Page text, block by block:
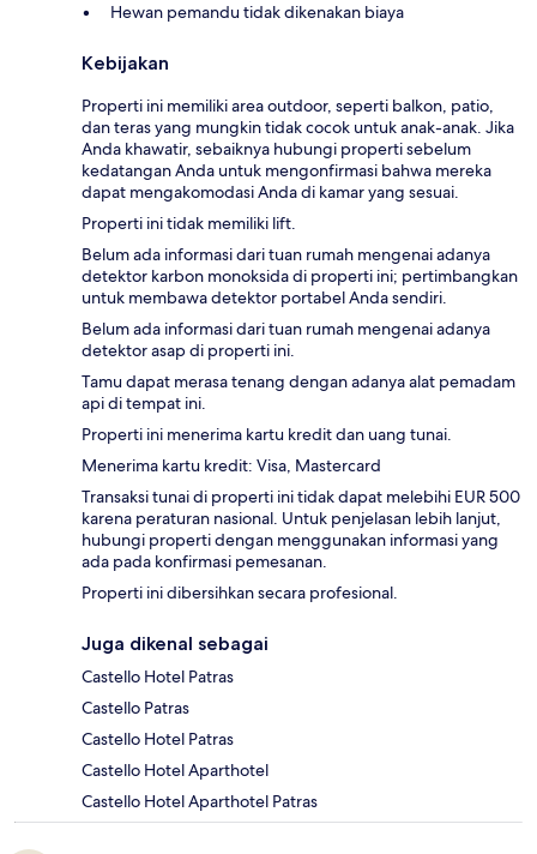
Hewan pemandu tidak dikenakan biaya
Kebijakan
Properti ini memiliki area outdoor, seperti balkon, patio,
dan teras yang mungkin tidak cocok untuk anak-anak. Jika
Anda khawatir, sebaiknya hubungi properti sebelum
kedatangan Anda untuk mengonfirmasi bahwa mereka
dapat mengakomodasi Anda di kamar yang sesuai.
Properti ini tidak memiliki lift.
Belum ada informasi dari tuan rumah mengenai adanya
detektor karbon monoksida di properti ini; pertimbangkan
untuk membawa detektor portabel Anda sendiri.
Belum ada informasi dari tuan rumah mengenai adanya
detektor asap di properti ini.
Tamu dapat merasa tenang dengan adanya alat pemadam
api di tempat ini.
Properti ini menerima kartu kredit dan uang tunai.
Menerima kartu kredit: Visa, Mastercard
Transaksi tunai di properti ini tidak dapat melebihi EUR 500
karena peraturan nasional. Untuk penjelasan lebih lanjut,
hubungi properti dengan menggunakan informasi yang
ada pada konfirmasi pemesanan.
Properti ini dibersihkan secara profesional.
Juga dikenal sebagai
Castello Hotel Patras
Castello Patras
Castello Hotel Patras
Castello Hotel Aparthotel
Castello Hotel Aparthotel Patras